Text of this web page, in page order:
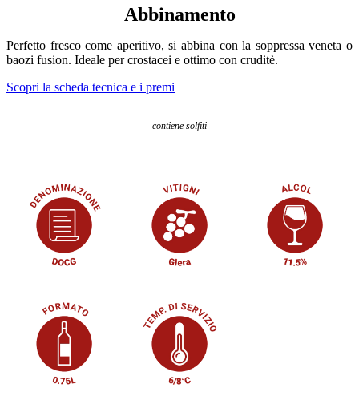
Abbinamento
Perfetto fresco come aperitivo, si abbina con la soppressa veneta o
baozi fusion. Ideale per crostacei e ottimo con cruditè.
Scopri la scheda tecnica e i premi
contiene solfiti